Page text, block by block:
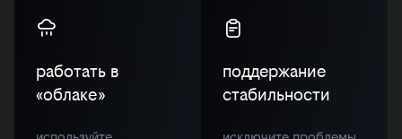
работать в
«облаке»
поддержание
стабильности